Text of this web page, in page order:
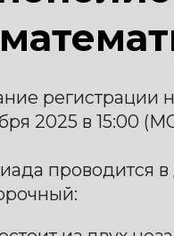
Перед каждым туром
пробный тур, чтобы
решают по 6 задач: 4
числовым ответом,
может выбрать
время в пределах